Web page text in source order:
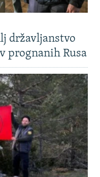
državljanstvo
prognanih Rusa